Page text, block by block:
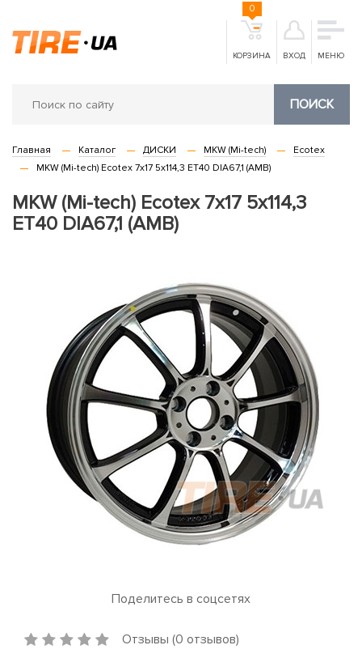
КОРЗИНА
0
ВХОД МЕНЮ
ПОИСК
Главная Каталог ДИСКИ MKW (Mi-tech)
Ecotex
MKW (Mi-tech) Ecotex 7x17 5x114,3 ET40 DIA67,1 (AMB)
MKW (Mi-tech) Ecotex 7x17 5x114,3
ET40 DIA67,1 (AMB)
Поделитесь в соцсетях
Отзывы (0 отзывов)